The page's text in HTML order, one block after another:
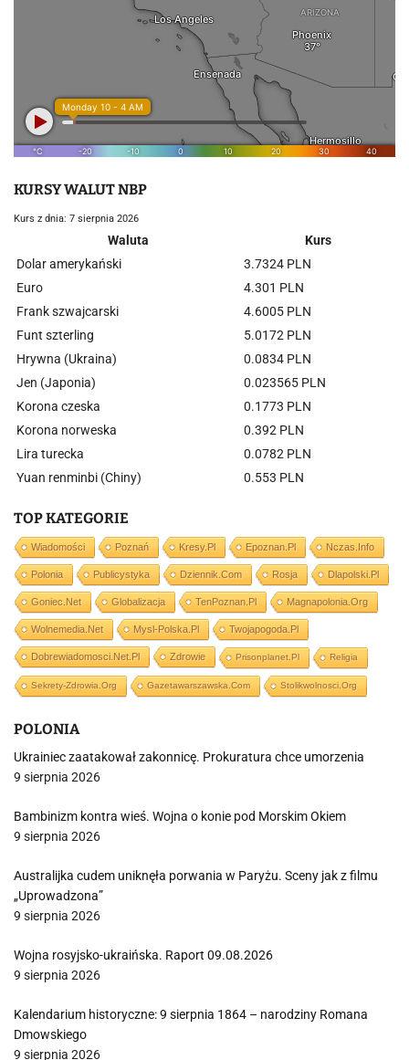
KURSY WALUT NBP
Kurs z dnia: 7 sierpnia 2026
Waluta
Kurs
Dolar amerykański
3.7324 PLN
Euro
4.301 PLN
Frank szwajcarski
4.6005 PLN
Funt szterling
5.0172 PLN
Hrywna (Ukraina)
0.0834 PLN
Jen (Japonia)
0.023565 PLN
Korona czeska
0.1773 PLN
Korona norweska
0.392 PLN
Lira turecka
0.0782 PLN
Yuan renminbi (Chiny)
0.553 PLN
TOP KATEGORIE
Wiadomości Poznań Kresy.pl Epoznan.pl Nczas.info
Polonia Publicystyka Dziennik.com Rosja Dlapolski.pl
Goniec.net Globalizacja TenPoznan.pl Magnapolonia.org
Wolnemedia.net Mysl-Polska.pl Twojapogoda.pl
Dobrewiadomosci.net.pl Zdrowie Prisonplanet.pl Religia
Sekrety-Zdrowia.org Gazetawarszawska.com Stolikwolnosci.org
POLONIA
Ukrainiec zaatakował zakonnicę. Prokuratura chce umorzenia
9 sierpnia 2026
Bambinizm kontra wieś. Wojna o konie pod Morskim Okiem
9 sierpnia 2026
Australijka cudem uniknęła porwania w Paryżu. Sceny jak z filmu
„Uprowadzona”
9 sierpnia 2026
Wojna rosyjsko-ukraińska. Raport 09.08.2026
9 sierpnia 2026
Kalendarium historyczne: 9 sierpnia 1864 – narodziny Romana
Dmowskiego
9 sierpnia 2026